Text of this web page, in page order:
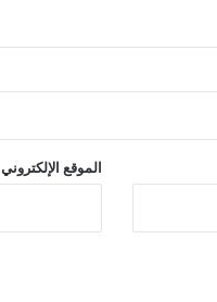
الموقع الإلكتروني